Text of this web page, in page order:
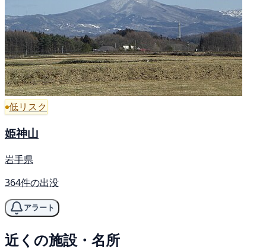
低リスク
姫神山
岩手県
364件の出没
アラート
近くの施設・名所